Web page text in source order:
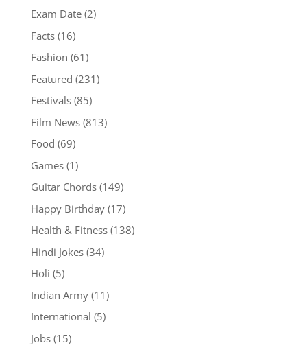
Exam Date(2)
Facts(16)
Fashion (61)
Featured (231)
Festivals(85)
Film News(813)
Food (69)
Games(1)
Guitar Chords(149)
Happy Birthday(17)
Health & Fitness(138)
Hindi Jokes(34)
Holi (5)
Indian Army(11)
International (5)
Jobs(15)